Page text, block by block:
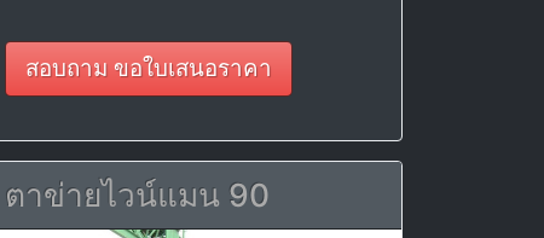
สอบถาม ขอใบเสนอราคา
ตาข่ายไวน์แมน 90